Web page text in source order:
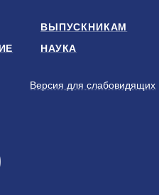
ВЫПУСКНИКАМ
НАУКА
Версия для слабовидящих